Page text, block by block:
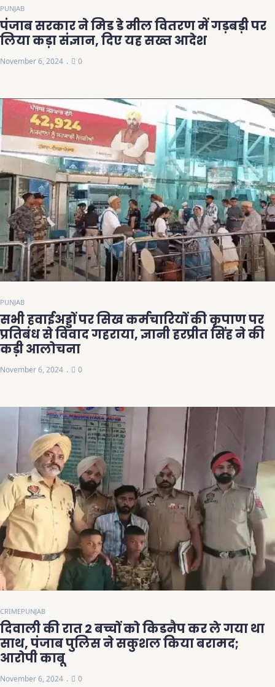
PUNJAB
पंजाब सरकार ने मिड डे मील वितरण में गड़बड़ी पर
लिया कड़ा संज्ञान, दिए यह सख्त आदेश
November 6, 2024 0
PUNJAB
सभी हवाईअड्डों पर सिख कर्मचारियों की कृपाण पर
प्रतिबंध से विवाद गहराया, ज्ञानी हरप्रीत सिंह ने की
कड़ी आलोचना
November 6, 2024 0
CRIMEPUNJAB
दिवाली की रात 2 बच्चों को किडनैप कर ले गया था
साथ, पंजाब पुलिस ने सकुशल किया बरामद;
आरोपी काबू
November 6, 2024 0